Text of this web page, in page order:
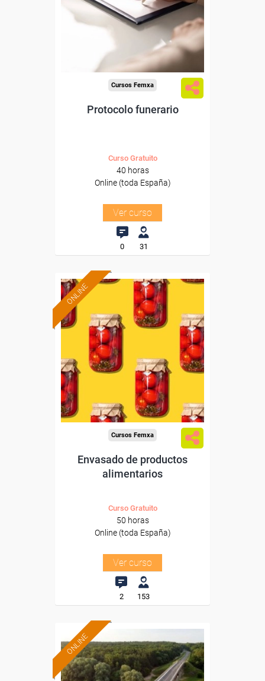
trabajadores y autónomos.
Sector
-Otros Servicios.
Cursos Femxa
Protocolo funerario
Curso Gratuito
40 horas
Online (toda España)
Ver curso
0 31
ONLINE
Formación 100%
subvencionada.
Para desempleados,
trabajadores y autónomos.
Sector
-Industria Alimentaria.
Cursos Femxa
Envasado de productos
alimentarios
Curso Gratuito
50 horas
Online (toda España)
Ver curso
2 153
ONLINE
Formación 100%
subvencionada.